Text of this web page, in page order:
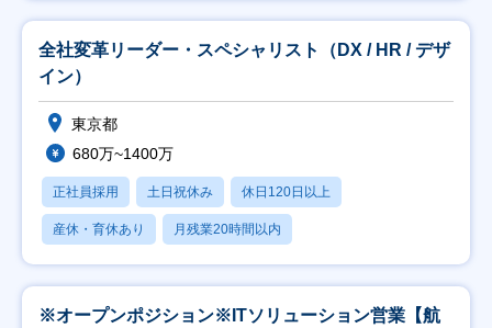
全社変革リーダー・スペシャリスト（DX / HR / デザ
イン）
東京都
680万~1400万
正社員採用 土日祝休み 休日120日以上
産休・育休あり 月残業20時間以内
※オープンポジション※ITソリューション営業【航